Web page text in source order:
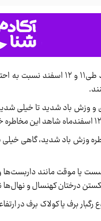
، مدیرکل مدیریت بحران استان تهران با اشاره به
وزش باد شدید تا خیلی شدید
وزش باد شدید، گاهی خیلی
یا موقت مانند داربست‌ها و
درختان کهنسال و نهال‌ها
برف یا کولاک برف در